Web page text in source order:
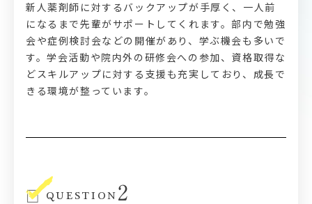
新人薬剤師に対するバックアップが手厚く、一人前
になるまで先輩がサポートしてくれます。部内で勉強
会や症例検討会などの開催があり、学ぶ機会も多いで
す。学会活動や院内外の研修会への参加、資格取得な
どスキルアップに対する支援も充実しており、成長で
きる環境が整っています。
QUESTION 2